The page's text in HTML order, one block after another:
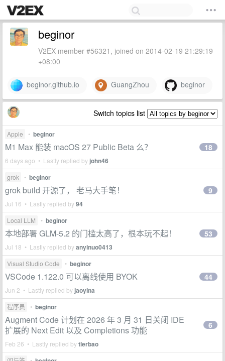
beginor
V2EX member #56321, joined on 2014-02-19 21:29:19
+08:00
beginor.github.io GuangZhou beginor
Switch topics list
Apple • beginor
M1 Max 能装 macOS 27 Public Beta 么？
6 days ago • Lastly replied by john46
18
grok • beginor
grok build 开源了， 老马大手笔！
Jul 16 • Lastly replied by94
9
Local LLM • beginor
本地部署 GLM-5.2 的门槛太高了，根本玩不起！
Jul 18 • Lastly replied byanyinuo0413
53
Visual Studio Code • beginor
VSCode 1.122.0 可以离线使用 BYOK
Jun 2 • Lastly replied by jaoyina
44
程序员 • beginor
Augment Code 计划在 2026 年 3 月 31 日关闭 IDE
扩展的 Next Edit 以及 Completions 功能
Feb 26 • Lastly replied bytlerbao
6